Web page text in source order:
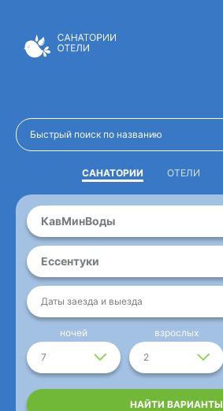
САНАТОРИИ ОТЕЛИ
КавМинВоды
Ессентуки
Даты заезда и выезда
7
ночей
2
взрослых
НАЙТИ ВАРИАНТЫ